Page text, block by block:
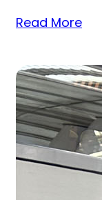
Read More